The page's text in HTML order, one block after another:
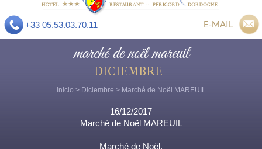
+33 05.53.03.70.11 E-MAIL
marché de noël mareuil
DICIEMBRE -
Inicio > Diciembre > Marché de Noël MAREUIL
16/12/2017
Marché de Noël MAREUIL
Marché de Noël.